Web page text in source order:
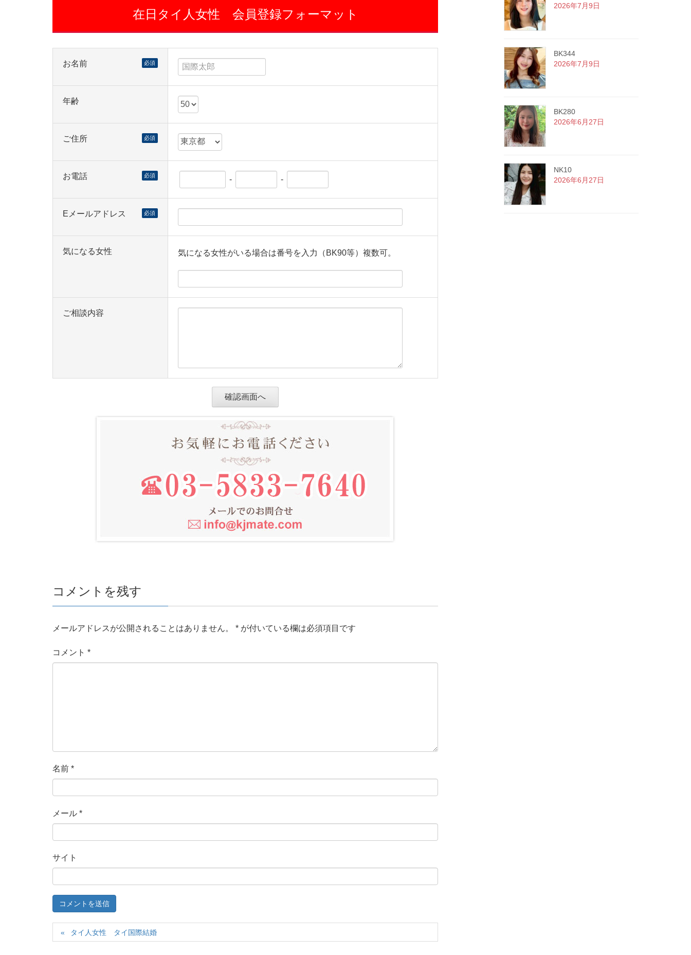
在日タイ人女性 会員登録フォーマット
お名前 必須
年齢
ご住所 必須
お電話 必須 - -
Eメールアドレス 必須
気になる女性 気になる女性がいる場合は番号を入力（BK90等）複数可。
ご相談内容
コメントを残す
メールアドレスが公開されることはありません。 * が付いている欄は必須項目です
コメント *
名前 *
メール *
サイト
タイ人女性 タイ国際結婚
2026年7月9日
BK344
2026年7月9日
BK280
2026年6月27日
NK10
2026年6月27日